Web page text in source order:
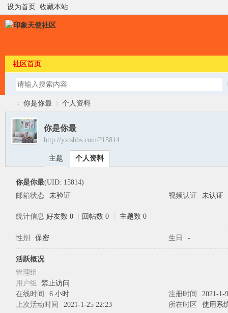
设为首页 收藏本站
社区首页
›
你是你最 个人资料
你是你最
http://yxtsbbs.com/?15814
主题 个人资料
你是你最(UID: 15814)
邮箱状态
未验证 视频认证 未认证
统计信息 好友数 0 回帖数 0 主题数 0
性别 保密 生日 -
活跃概况
管理组
用户组 禁止访问
在线时间
6 小时 注册时间
2021-1-
上次活动时间
2021-1-25 22:23 所在时区 使用系